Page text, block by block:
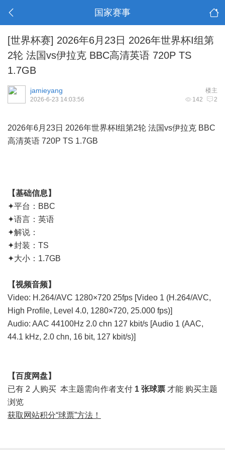
国家赛事
[世界杯赛] 2026年6月23日 2026年世界杯I组第
2轮 法国vs伊拉克 BBC高清英语 720P TS
1.7GB
楼主
jamieyang
142 2
2026-6-23 14:03:56
2026年6月23日 2026年世界杯I组第2轮 法国vs伊拉克 BBC
高清英语 720P TS 1.7GB
【基础信息】
✦平台：BBC
✦语言：英语
✦解说：
✦封装：TS
✦大小：1.7GB
【视频音频】
Video: H.264/AVC 1280×720 25fps [Video 1 (H.264/AVC,
High Profile, Level 4.0, 1280×720, 25.000 fps)]
Audio: AAC 44100Hz 2.0 chn 127 kbit/s [Audio 1 (AAC,
44.1 kHz, 2.0 chn, 16 bit, 127 kbit/s)]
【百度网盘】
购买主题
已有 2 人购买 本主题需向作者支付 1 张球票 才能
浏览
获取网站积分“球票”方法！